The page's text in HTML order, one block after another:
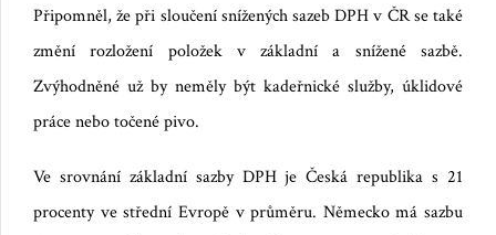
Připomněl, že při sloučení snížených sazeb DPH v ČR se také
změní rozložení položek v základní a snížené sazbě.
Zvýhodněné už by neměly být kadeřnické služby, úklidové
práce nebo točené pivo.
Ve srovnání základní sazby DPH je Česká republika s 21
procenty ve střední Evropě v průměru. Německo má sazbu